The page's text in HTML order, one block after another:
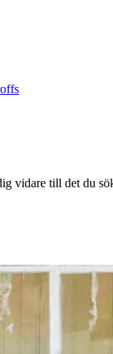
vidare till det du